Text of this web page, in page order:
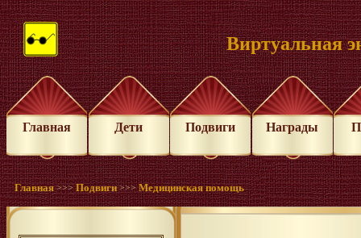
Виртуальная
Главная Дети Подвиги Награды
Главная >>>Подвиги >>>Медицинская помощь